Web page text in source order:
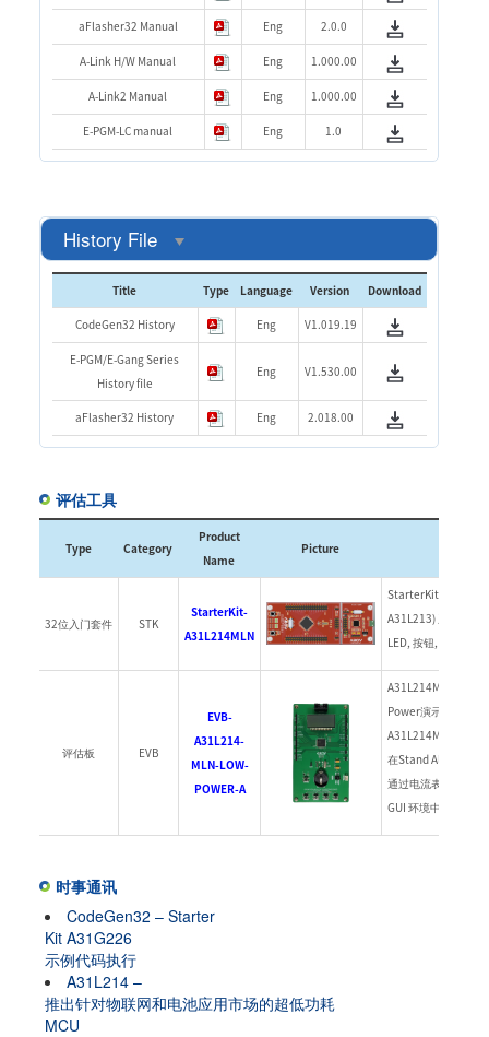
aFlasher32 Manual Eng 2.0.0
A-Link H/W Manual Eng 1.000.00
A-Link2 Manual Eng 1.000.00
E-PGM-LC manual Eng 1.0
History File
Title Type Language Version Download
CodeGen32 History Eng V1.019.19
E-PGM/E-Gang Series
History file
Eng V1.530.00
aFlasher32 History Eng 2.018.00
评估工具
Type Category
Product
Name
Picture
32位入门套件 STK
StarterKit-
A31L214MLN
StarterKit-
A31L213) 系列产品
LED, 按钮, 内置调
评估板 EVB
EVB-
A31L214-
MLN-LOW-
POWER-A
A31L214MLN Low
Power演示板支持
A31L214MLN 低功
在Stand Alone模式
通过电流表确认相
GUI 环境中以实时
时事通讯
CodeGen32 – Starter
Kit A31G226
示例代码执行
A31L214 –
推出针对物联网和电池应用市场的超低功耗
MCU